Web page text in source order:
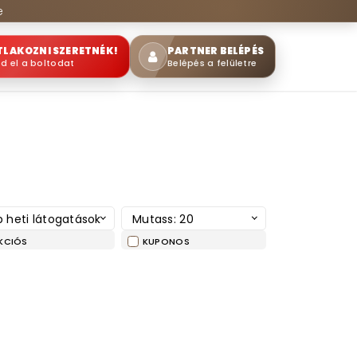
SZERETNÉK!
el a boltodat
PARTNER BELÉPÉS
Belépés a felületre
heti látogatások Mutass: 20
KUPONOS